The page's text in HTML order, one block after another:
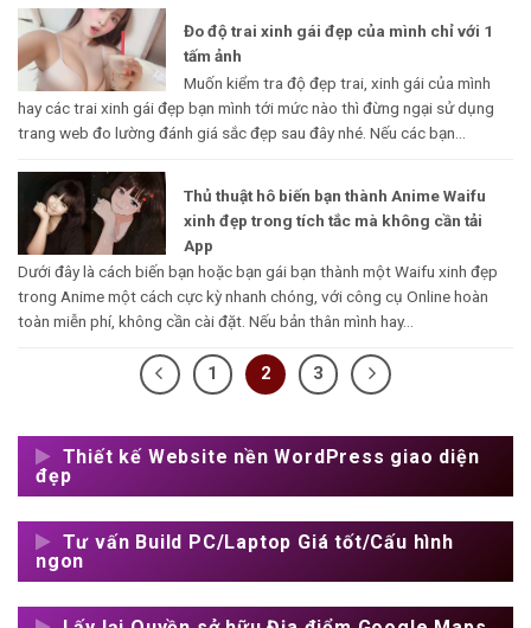
Đo độ trai xinh gái đẹp của mình chỉ với 1
tấm ảnh
Muốn kiểm tra độ đẹp trai, xinh gái của mình
hay các trai xinh gái đẹp bạn mình tới mức nào thì đừng ngại sử dụng
trang web đo lường đánh giá sắc đẹp sau đây nhé. Nếu các bạn...
Thủ thuật hô biến bạn thành Anime Waifu
xinh đẹp trong tích tắc mà không cần tải
App
Dưới đây là cách biến bạn hoặc bạn gái bạn thành một Waifu xinh đẹp
trong Anime một cách cực kỳ nhanh chóng, với công cụ Online hoàn
toàn miễn phí, không cần cài đặt. Nếu bản thân mình hay...
1 2 3
Thiết kế Website nền WordPress giao diện
đẹp
Tư vấn Build PC/Laptop Giá tốt/Cấu hình
ngon